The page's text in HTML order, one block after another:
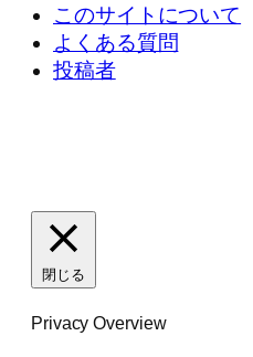
このサイトについて
よくある質問
投稿者
閉じる
Privacy Overview